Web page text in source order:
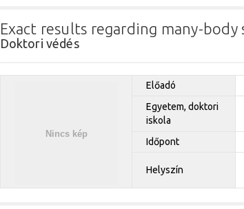
Exact results regarding many-body
Doktori védés
Előadó
Egyetem, doktori
iskola
Időpont
Helyszín